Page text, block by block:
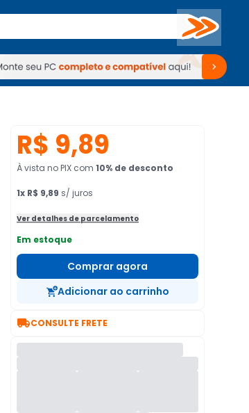
Buscar
Periféricos TV Venda no KaBuM!
TV Venda no KaBuM!
R$ 9,89
À vista no PIX com 10% de desconto
1x R$ 9,89 s/ juros
Ver detalhes de parcelamento
Em estoque
Comprar agora
Adicionar ao carrinho
CONSULTE FRETE